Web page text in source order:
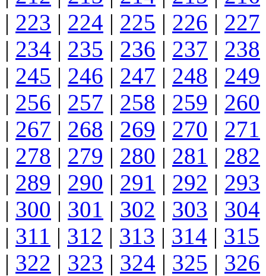
| 223 | 224 | 225 | 226 | 227
| 234 | 235 | 236 | 237 | 238
| 245 | 246 | 247 | 248 | 249
| 256 | 257 | 258 | 259 | 260
| 267 | 268 | 269 | 270 | 271
| 278 | 279 | 280 | 281 | 282
| 289 | 290 | 291 | 292 | 293
| 300 | 301 | 302 | 303 | 304
| 311 | 312 | 313 | 314 | 315
| 322 | 323 | 324 | 325 | 326